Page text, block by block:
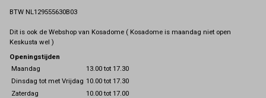
BTW NL129555630B03
Dit is ook de Webshop van Kosadome ( Kosadome is maandag niet open
Keskusta wel )
Openingstijden
Maandag
13.00 tot 17.30
Dinsdag tot met Vrijdag 10.00 tot 17.30
Zaterdag
10.00 tot 17.00